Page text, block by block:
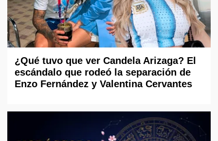
¿Qué tuvo que ver Candela Arizaga? El
escándalo que rodeó la separación de
Enzo Fernández y Valentina Cervantes